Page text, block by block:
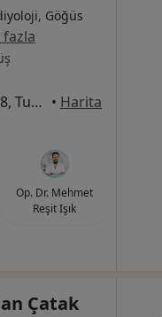
Göğüs
fazla
Yıldırım Mahallesi Gar Sokak No:38, Turgutlu • Harita
Op. Dr. Mehmet
Reşit Işık
Çatak